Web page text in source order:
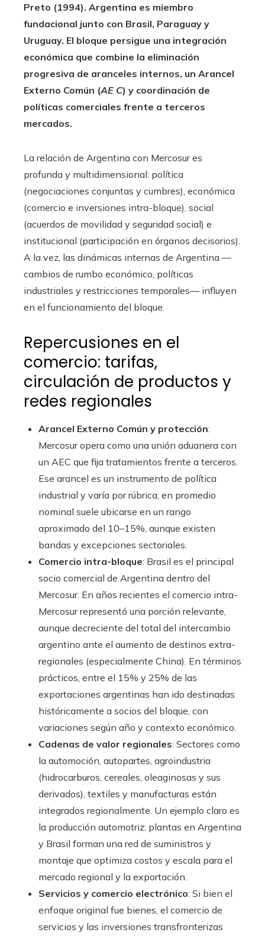
Preto (1994). Argentina es miembro
fundacional junto con Brasil, Paraguay y
Uruguay. El bloque persigue una integración
económica que combine la eliminación
progresiva de aranceles internos, un Arancel
Externo Común (AE C) y coordinación de
políticas comerciales frente a terceros
mercados.
La relación de Argentina con Mercosur es
profunda y multidimensional: política
(negociaciones conjuntas y cumbres), económica
(comercio e inversiones intra-bloque), social
(acuerdos de movilidad y seguridad social) e
institucional (participación en órganos decisorios).
A la vez, las dinámicas internas de Argentina —
cambios de rumbo económico, políticas
industriales y restricciones temporales— influyen
en el funcionamiento del bloque.
Repercusiones en el
comercio: tarifas,
circulación de productos y
redes regionales
Arancel Externo Común y protección:
Mercosur opera como una unión aduanera con
un AEC que fija tratamientos frente a terceros.
Ese arancel es un instrumento de política
industrial y varía por rúbrica; en promedio
nominal suele ubicarse en un rango
aproximado del 10–15%, aunque existen
bandas y excepciones sectoriales.
Comercio intra-bloque: Brasil es el principal
socio comercial de Argentina dentro del
Mercosur. En años recientes el comercio intra-
Mercosur representó una porción relevante,
aunque decreciente del total del intercambio
argentino ante el aumento de destinos extra-
regionales (especialmente China). En términos
prácticos, entre el 15% y 25% de las
exportaciones argentinas han ido destinadas
históricamente a socios del bloque, con
variaciones según año y contexto económico.
Cadenas de valor regionales: Sectores como
la automoción, autopartes, agroindustria
(hidrocarburos, cereales, oleaginosas y sus
derivados), textiles y manufacturas están
integrados regionalmente. Un ejemplo claro es
la producción automotriz: plantas en Argentina
y Brasil forman una red de suministros y
montaje que optimiza costos y escala para el
mercado regional y la exportación.
Servicios y comercio electrónico: Si bien el
enfoque original fue bienes, el comercio de
servicios y las inversiones transfronterizas